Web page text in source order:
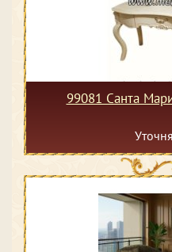
99081 Санта